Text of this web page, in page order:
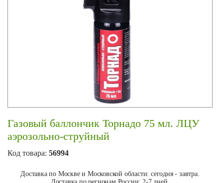
Газовый баллончик Торнадо 75 мл. ЛЦУ
аэрозольно-струйный
Код товара: 56994
Доставка по Москве и Московской области: сегодня - завтра.